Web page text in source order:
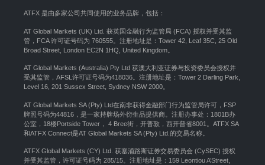
ATFX 是由多家公司共同使用的业务品牌，包括：
AT Global Markets (UK) Ltd. 获英国金融行为监管局 (FCA) 授权并受其监
管，FCA 许可证号码为 760555。注册地址是：Tower 42, Leaf 35C, 25 Old
Broad Street, London EC2N 1HQ, United Kingdom。
AT Global Markets (Australia) Pty Ltd 获澳大利亚证券与投资委员会授权并
受其监管，AFSL许可证号码为418036。注册地址是：Tower 2 Darling Park,
Level 16, 201 Sussex Street, Sydney NSW 2000
AT Global Markets SA (Pty) Ltd在南非获得金融部门行为监管局许可，FSP
牌照号码为44816，是一家持牌场外衍生品提供商。注册办事处：1801B办
公室，18楼Portside Tower， 4 Bree街，开普敦，西开普省8001。ATFX SA
和ATFX Connect是AT Global Markets SA (Pty) Ltd.的交易名称。
ATFX Global Markets (CY) Ltd. 获塞浦路斯证券交易委员会 (CySEC) 授权
并受其监管，许可证号码为 285/15。注册地址是：159 Leontiou A’Street,